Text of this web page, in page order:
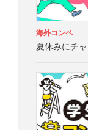
海外コンペ
夏休みにチ